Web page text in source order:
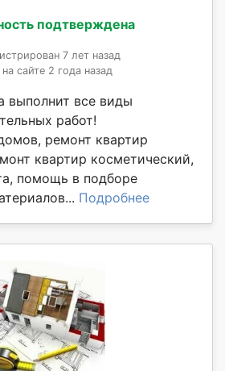
подтверждена
7 лет назад
сайте 2 года назад
выполнит все виды
работ!
ремонт квартир
квартир косметический,
помощь в подборе
Подробнее